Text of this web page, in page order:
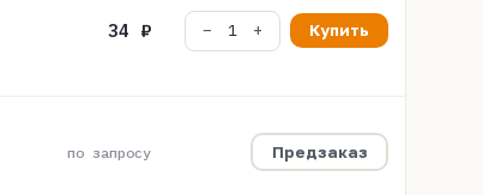
34 ₽ Купить
по запросу Предзаказ